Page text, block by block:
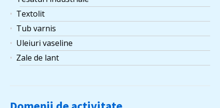
Textolit
Tub varnis
Uleiuri vaseline
Zale de lant